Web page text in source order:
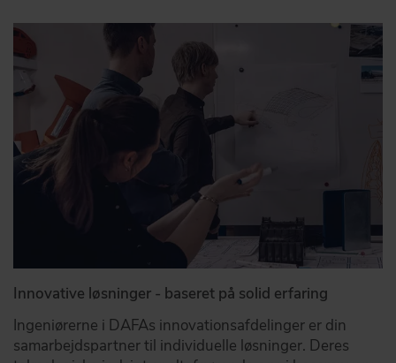
Innovative løsninger - baseret på solid erfaring
Ingeniørerne i DAFAs innovationsafdelinger er din
samarbejdspartner til individuelle løsninger. Deres